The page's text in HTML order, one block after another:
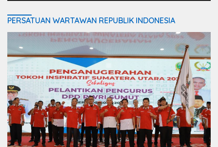
PERSATUAN WARTAWAN REPUBLIK INDONESIA